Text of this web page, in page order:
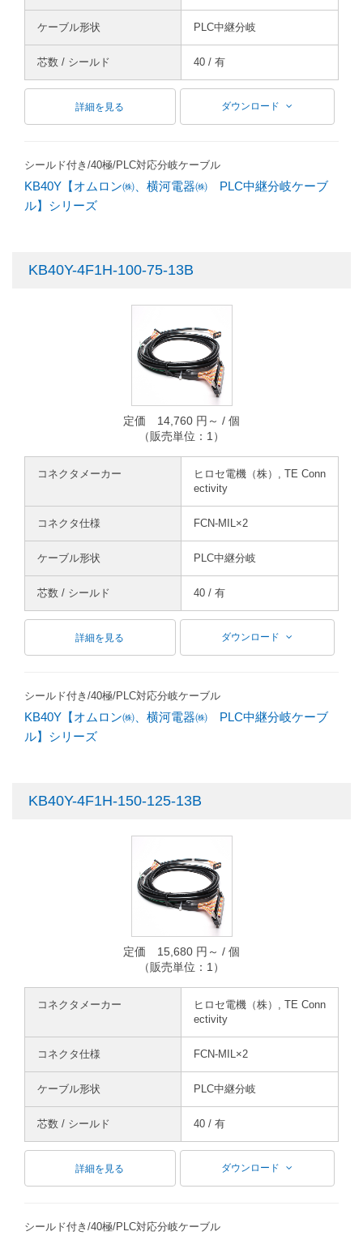
ケーブル形状 PLC中継分岐
芯数 / シールド 40 / 有
詳細を見る ダウンロード
シールド付き/40極/PLC対応分岐ケーブル
KB40Y【オムロン㈱、横河電器㈱ PLC中継分岐ケーブ
ル】シリーズ
KB40Y-4F1H-100-75-13B
定価 14,760 円～ / 個
（販売単位：1）
コネクタメーカー
ヒロセ電機（株）, TE Conn
ectivity
コネクタ仕様 FCN-MIL×2
ケーブル形状 PLC中継分岐
芯数 / シールド 40 / 有
詳細を見る ダウンロード
シールド付き/40極/PLC対応分岐ケーブル
KB40Y【オムロン㈱、横河電器㈱ PLC中継分岐ケーブ
ル】シリーズ
KB40Y-4F1H-150-125-13B
定価 15,680 円～ / 個
（販売単位：1）
コネクタメーカー
ヒロセ電機（株）, TE Conn
ectivity
コネクタ仕様 FCN-MIL×2
ケーブル形状 PLC中継分岐
芯数 / シールド 40 / 有
詳細を見る ダウンロード
シールド付き/40極/PLC対応分岐ケーブル